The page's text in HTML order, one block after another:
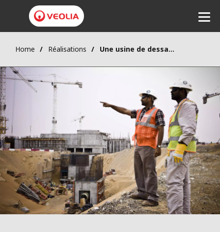
Home Réalisations Une usine de dessalement pour un complexe pétrochimique